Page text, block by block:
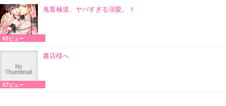
鬼畜極道、ヤバすぎる溺愛。 1
62ビュー
書店様へ
57ビュー